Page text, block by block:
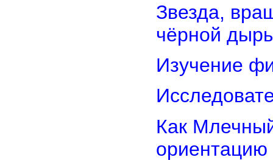
Звезда,
чёрной
Изучение
Как
ориентацию